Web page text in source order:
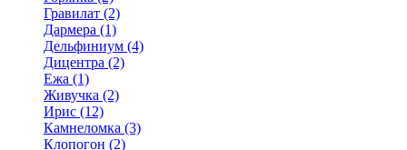
Гравилат (2)
Дармера (1)
Дельфиниум (4)
Дицентра (2)
Ежа (1)
Живучка (2)
Ирис (12)
Камнеломка (3)
Клопогон (2)